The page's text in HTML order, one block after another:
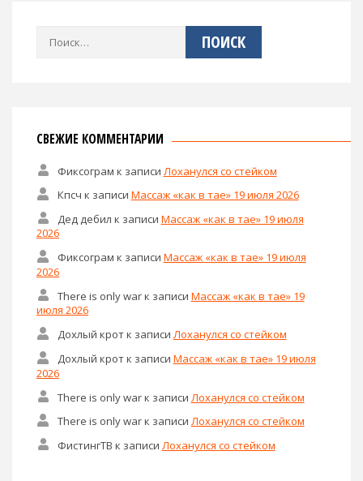
СВЕЖИЕ КОММЕНТАРИИ
Фиксограм к записи Лоханулся со стейком
Кпсч к записи Массаж «как в тае» 19 июля 2026
Дед дебил к записи Массаж «как в тае» 19 июля
2026
Фиксограм к записи Массаж «как в тае» 19 июля
2026
There is only warк записи Массаж «как в тае» 19
июля 2026
Дохлый кротк записи Лоханулся со стейком
Дохлый кротк записи Массаж «как в тае» 19 июля
2026
There is only warк записи Лоханулся со стейком
There is only warк записи Лоханулся со стейком
ФистингТВ к записи Лоханулся со стейком